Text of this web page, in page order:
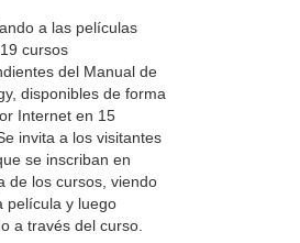
a las películas
cursos
del Manual de
disponibles de forma
Internet en 15
invita a los visitantes
se inscriban en
de los cursos, viendo
película y luego
a través del curso.